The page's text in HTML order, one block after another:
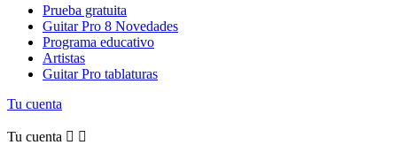
Prueba gratuita
Guitar Pro 8 Novedades
Programa educativo
Artistas
Guitar Pro tablaturas
Tu cuenta
Tu cuenta  